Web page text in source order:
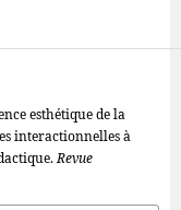
esthétique de la
interactionnelles à
Revue